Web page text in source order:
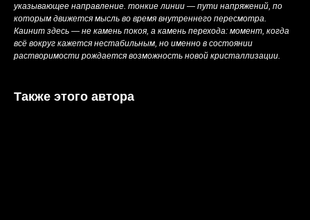
указывающее направление. тонкие линии — пути напряжений, по
которым движется мысль во время внутреннего пересмотра.
Каинит здесь — не камень покоя, а камень перехода: момент, когда
всё вокруг кажется нестабильным, но именно в состоянии
растворимости рождается возможность новой кристаллизации.
Также этого автора